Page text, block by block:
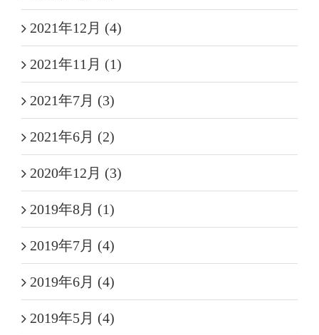
2021年12月 (4)
2021年11月 (1)
2021年7月 (3)
2021年6月 (2)
2020年12月 (3)
2019年8月 (1)
2019年7月 (4)
2019年6月 (4)
2019年5月 (4)